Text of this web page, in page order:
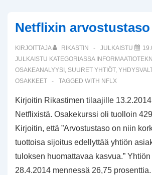
Netflixin arvostustaso
KIRJOITTAJA RIKASTIN JULKAISTU
JULKAISTU KATEGORIASSA
OSAKEANALYYSI , SUURET YHTIÖT,
OSAKKEET
TAGGED WITH NFLX
Kirjoitin Rikastimen tilaajille
Netflixistä. Osakekurssi oli tuolloin
Kirjoitin, että ”Arvostustaso on niin
tuottoisa sijoitus edellyttää yhtiön
tuloksen huomattavaa kasvua.”
28.4.2014 mennessä 26,75